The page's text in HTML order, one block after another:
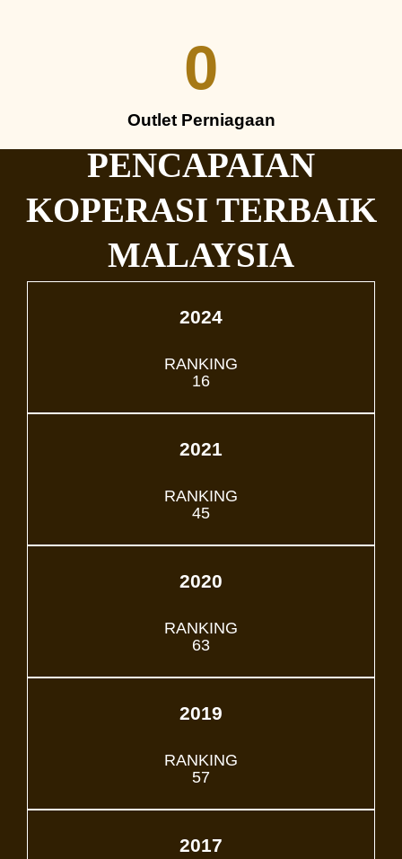
Outlet Perniagaan
0
PENCAPAIAN
KOPERASI TERBAIK
MALAYSIA
2024
RANKING
16
2021
RANKING
45
2020
RANKING
63
2019
RANKING
57
2017